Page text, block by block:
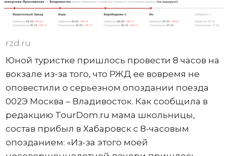
rzd.ru
Юной туристке пришлось провести 8 часов на
вокзале из-за того, что РЖД ее вовремя не
оповестили о серьезном опоздании поезда
002Э Москва – Владивосток. Как сообщила в
редакцию TourDom.ru мама школьницы,
состав прибыл в Хабаровск с 8-часовым
опозданием: «Из-за этого моей